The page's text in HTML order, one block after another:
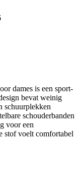
dames is een sport-
bevat weinig
schuurplekken
schouderbanden
voor een
stof voelt comfortabel